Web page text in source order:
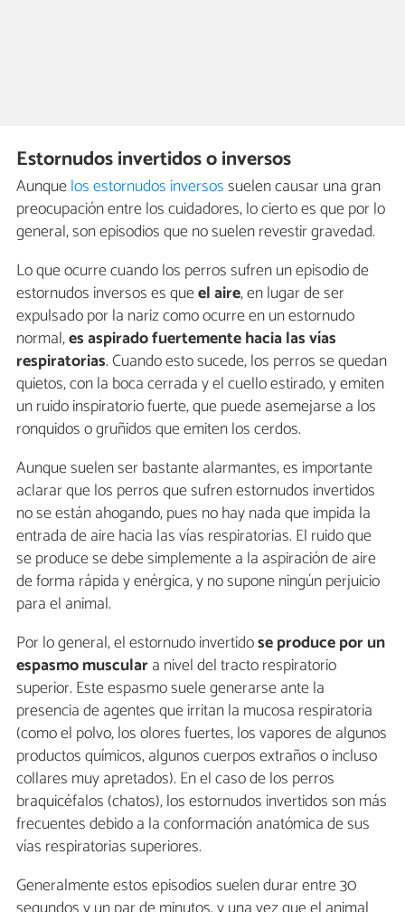
Estornudos invertidos o inversos
Aunquelos estornudos inversossuelen causar una gran
preocupación entre los cuidadores, lo cierto es que por lo
general, son episodios que no suelen revestir gravedad.
Lo que ocurre cuando los perros sufren un episodio de
estornudos inversos es queel aire, en lugar de ser
expulsado por la nariz como ocurre en un estornudo
normal,es aspirado fuertemente hacia las vías
respiratorias. Cuando esto sucede, los perros se quedan
quietos, con la boca cerrada y el cuello estirado, y emiten
un ruido inspiratorio fuerte, que puede asemejarse a los
ronquidos o gruñidos que emiten los cerdos.
Aunque suelen ser bastante alarmantes, es importante
aclarar que los perros que sufren estornudos invertidos
no se están ahogando, pues no hay nada que impida la
entrada de aire hacia las vías respiratorias. El ruido que
se produce se debe simplemente a la aspiración de aire
de forma rápida y enérgica, y no supone ningún perjuicio
para el animal.
Por lo general, el estornudo invertidose produce por un
espasmo musculara nivel del tracto respiratorio
superior. Este espasmo suele generarse ante la
presencia de agentes que irritan la mucosa respiratoria
(como el polvo, los olores fuertes, los vapores de algunos
productos químicos, algunos cuerpos extraños o incluso
collares muy apretados). En el caso de los perros
braquicéfalos (chatos), los estornudos invertidos son más
frecuentes debido a la conformación anatómica de sus
vías respiratorias superiores.
Generalmente estos episodios suelen durar entre 30